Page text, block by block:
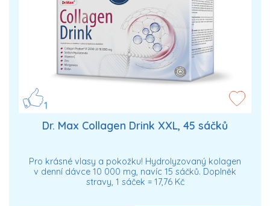
1
Dr. Max Collagen Drink XXL, 45 sáčků
Pro krásné vlasy a pokožku! Hydrolyzovaný kolagen
v denní dávce 10 000 mg, navíc 15 sáčků. Doplněk
stravy, 1 sáček = 17,76 Kč